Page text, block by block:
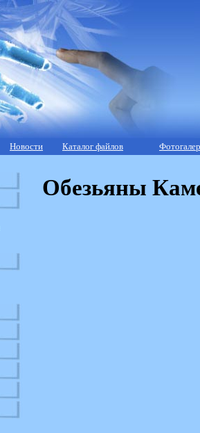
Новости Каталог файлов
Обезьяны